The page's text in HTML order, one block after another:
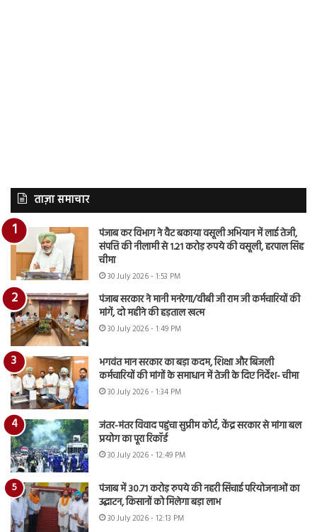
ताज़ा समाचार
पंजाब कर विभाग ने वैट बकाया वसूली अभियान में लाई तेजी,
संपत्ति की नीलामी से 1.21 करोड़ रुपये की वसूली, हरपाल सिंह
चीमा
30 July 2026 - 1:53 PM
पंजाब सरकार ने मानी मनरेगा/वीबी जी राम जी कर्मचारियों की
मांगें, दो महीने की हड़ताल खत्म
30 July 2026 - 1:49 PM
भगवंत मान सरकार का बड़ा कदम, शिक्षा और बिजली
कर्मचारियों की मांगों के समाधान में तेजी के दिए निर्देश- चीमा
30 July 2026 - 1:34 PM
जंतर-मंतर विवाद पहुंचा सुप्रीम कोर्ट, केंद्र सरकार से मांगा बल
प्रयोग का पूरा रिकॉर्ड
30 July 2026 - 12:49 PM
पंजाब में 30.71 करोड़ रुपये की नहरी सिंचाई परियोजनाओं का
उद्घाटन, किसानों को मिलेगा बड़ा लाभ
30 July 2026 - 12:13 PM